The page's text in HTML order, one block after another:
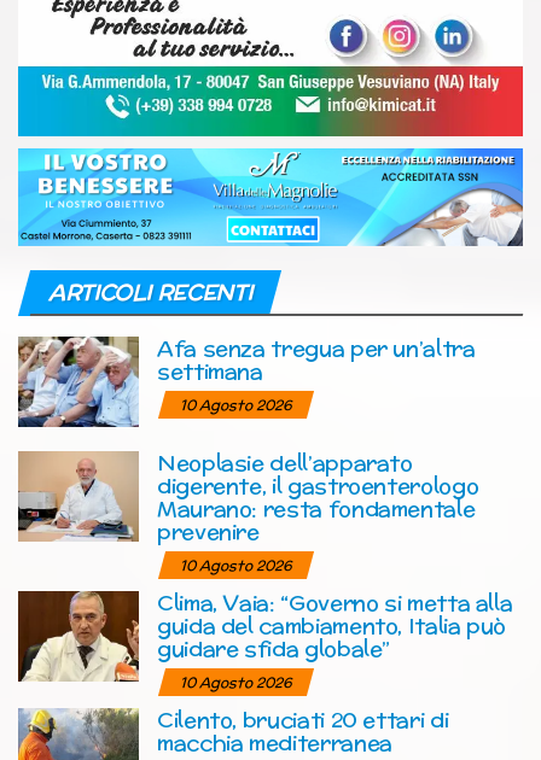
ARTICOLI RECENTI
Afa senza tregua per un’altra
settimana
10 Agosto 2026
Neoplasie dell’apparato
digerente, il gastroenterologo
Maurano: resta fondamentale
prevenire
10 Agosto 2026
Clima, Vaia: “Governo si metta alla
guida del cambiamento, Italia può
guidare sfida globale”
10 Agosto 2026
Cilento, bruciati 20 ettari di
macchia mediterranea